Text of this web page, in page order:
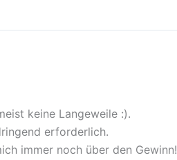
keine Langeweile :).
erforderlich.
immer noch über den Gewinn!